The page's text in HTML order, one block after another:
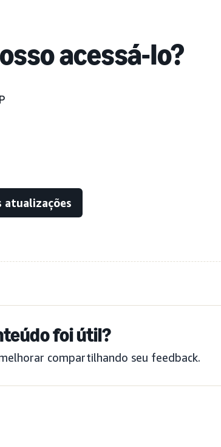
acessá-lo?
atualizações
foi útil?
compartilhando seu feedback.